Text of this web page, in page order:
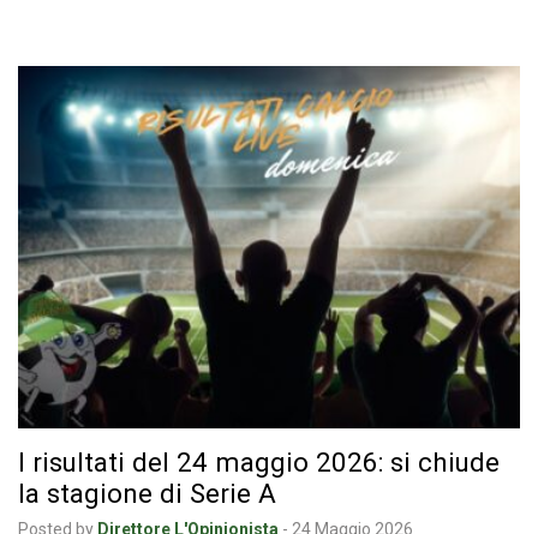
I risultati del 24 maggio 2026: si chiude
la stagione di Serie A
Posted by Direttore L'Opinionista - 24 Maggio 2026